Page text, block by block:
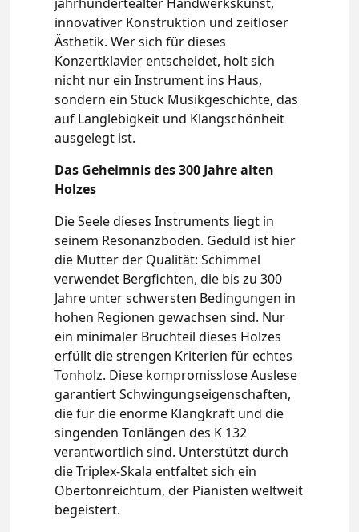
innovativer Konstruktion und zeitloser
Ästhetik. Wer sich für dieses
Konzertklavier entscheidet, holt sich
nicht nur ein Instrument ins Haus,
sondern ein Stück Musikgeschichte, das
auf Langlebigkeit und Klangschönheit
ausgelegt ist.
Das Geheimnis des 300 Jahre alten
Holzes
Die Seele dieses Instruments liegt in
seinem Resonanzboden. Geduld ist hier
die Mutter der Qualität: Schimmel
verwendet Bergfichten, die bis zu 300
Jahre unter schwersten Bedingungen in
hohen Regionen gewachsen sind. Nur
ein minimaler Bruchteil dieses Holzes
erfüllt die strengen Kriterien für echtes
Tonholz. Diese kompromisslose Auslese
garantiert Schwingungseigenschaften,
die für die enorme Klangkraft und die
singenden Tonlängen des K 132
verantwortlich sind. Unterstützt durch
die Triplex-Skala entfaltet sich ein
Obertonreichtum, der Pianisten weltweit
begeistert.